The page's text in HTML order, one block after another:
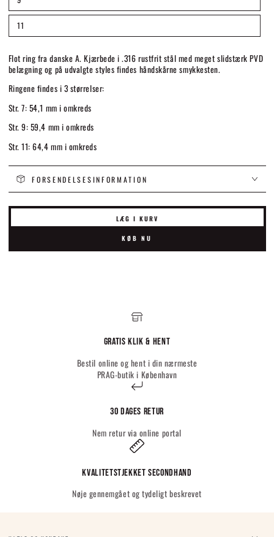
tilgængelig
Variant
udsolgt
eller
ikke
tilgængelig
11
Variant
udsolgt
tilgængelig
Flot ring fra danske A. Kjærbede i .316 rustfrit stål med meget slidstærk PVD
belægning og på udvalgte styles findes håndskårne smykkesten.
Ringene findes i 3 størrelser:
Str. 7: 54,1 mm i omkreds
Str. 9: 59,4 mm i omkreds
Str. 11: 64,4 mm i omkreds
FORSENDELSESINFORMATION
LÆG I KURV
KØB NU
Gratis Klik & hent
Bestil online og hent i din nærmeste
PRAG-butik i København
30 dages retur
Nem retur via online portal
Kvalitetstjekket Secondhand
Nøje gennemgået og tydeligt beskrevet